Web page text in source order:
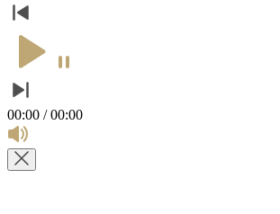
00:00 / 00:00